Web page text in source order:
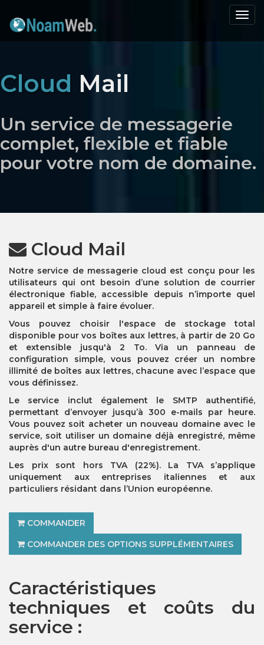
de
Cloud Mail
Un service de messagerie
complet, flexible et fiable
pour votre nom de domaine.
Cloud Mail
Notre service de messagerie cloud est conçu pour les
utilisateurs qui ont besoin d’une solution de courrier
électronique fiable, accessible depuis n’importe quel
appareil et simple à faire évoluer.
Vous pouvez choisir l'espace de stockage total
disponible pour vos boîtes aux lettres, à partir de 20 Go
et extensible jusqu'à 2 To. Via un panneau de
configuration simple, vous pouvez créer un nombre
illimité de boîtes aux lettres, chacune avec l’espace que
vous définissez.
Le service inclut également le SMTP authentifié,
permettant d’envoyer jusqu’à 300 e-mails par heure.
Vous pouvez soit acheter un nouveau domaine avec le
service, soit utiliser un domaine déjà enregistré, même
auprès d'un autre bureau d'enregistrement.
Les prix sont hors TVA (22%). La TVA s’applique
uniquement aux entreprises italiennes et aux
particuliers résidant dans l’Union européenne.
COMMANDER
COMMANDER DES OPTIONS SUPPLÉMENTAIRES
Caractéristiques
techniques et coûts du
service :